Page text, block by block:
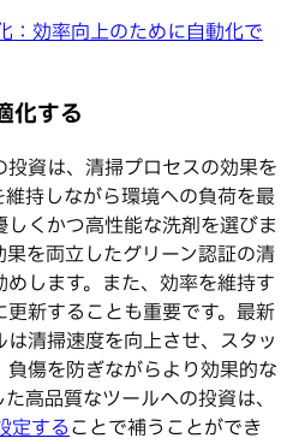
：効率向上のために自動化で
化する
資は、清掃プロセスの効果を
持しながら環境への負荷を最
くかつ高性能な洗剤を選びま
を両立したグリーン認証の清
します。また、効率を維持す
新することも重要です。最新
清掃速度を向上させ、スタッ
傷を防ぎながらより効果的な
高品質なツールへの投資は、
定することで補うことができ